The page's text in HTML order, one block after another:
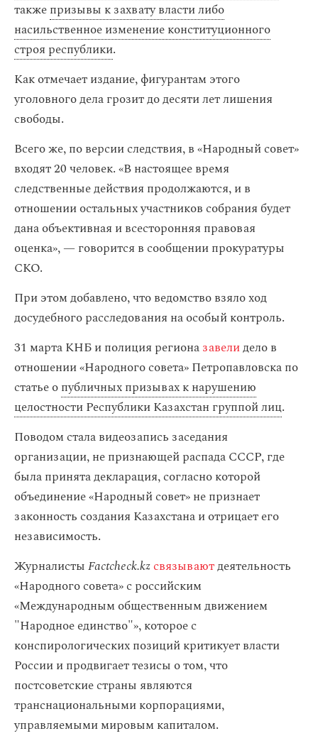
такжепризывы к захвату власти либо
насильственное изменение конституционного
строя республики.
Как отмечает издание, фигурантам этого
уголовного дела грозит до десяти лет лишения
свободы.
Всего же, по версии следствия, в «Народный совет»
входят 20 человек. «В настоящее время
следственные действия продолжаются, и в
отношении остальных участников собрания будет
дана объективная и всесторонняя правовая
оценка», — говорится в сообщении прокуратуры
СКО.
При этом добавлено, что ведомство взяло ход
досудебного расследования на особый контроль.
31 марта КНБ и полиция регионазавелидело в
отношении «Народного совета» Петропавловска по
статье опубличных призывах к нарушению
целостности Республики Казахстан группой лиц.
Поводом стала видеозапись заседания
организации, не признающей распада СССР, где
была принята декларация, согласно которой
объединение «Народный совет» не признает
законность создания Казахстана и отрицает его
независимость.
ЖурналистыFactcheck.kzсвязываютдеятельность
«Народного совета» с российским
«Международным общественным движением
"Народное единство"», которое с
конспирологических позиций критикует власти
России и продвигает тезисы о том, что
постсоветские страны являются
транснациональными корпорациями,
управляемыми мировым капиталом.